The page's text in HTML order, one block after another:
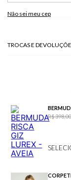
Modelo veste P.
Não sei meu cep
TROCAS E
R$ 398,00